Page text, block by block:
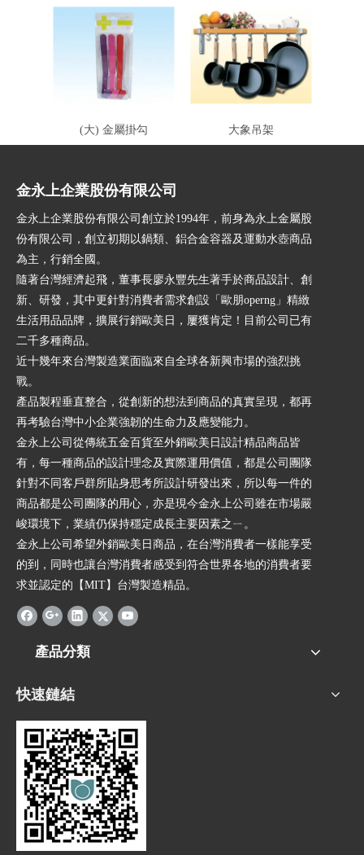
(大) 金屬掛勾 大象吊架
金永上企業股份有限公司
金永上企業股份有限公司創立於1994年，前身為永上金屬股
份有限公司，創立初期以鍋類、鋁合金容器及運動水壺商品
為主，行銷全國。
隨著台灣經濟起飛，董事長廖永豐先生著手於商品設計、創
新、研發，其中更針對消費者需求創設「歐朋operng」精緻
生活用品品牌，擴展行銷歐美日，屢獲肯定！目前公司已有
二千多種商品。
近十幾年來台灣製造業面臨來自全球各新興市場的強烈挑
戰。
產品製程垂直整合，從創新的想法到商品的真實呈現，都再
再考驗台灣中小企業強韌的生命力及應變能力。
金永上公司從傳統五金百貨至外銷歐美日設計精品商品皆
有，每一種商品的設計理念及實際運用價值，都是公司團隊
針對不同客戶群所貼身思考所設計研發出來，所以每一件的
商品都是公司團隊的用心，亦是現今金永上公司雖在市場嚴
峻環境下，業績仍保持穩定成長主要因素之ㄧ。
金永上公司希望外銷歐美日商品，在台灣消費者一樣能享受
的到，同時也讓台灣消費者感受到符合世界各地的消費者要
求並認定的【MIT】台灣製造精品。
產品分類
快速鏈結